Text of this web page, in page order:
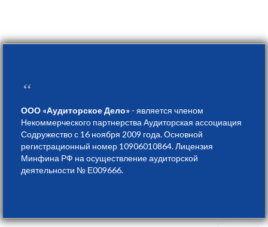
“
ООО «Аудиторское Дело» - является членом
Некоммерческого партнерства Аудиторская ассоциация
Содружество с 16 ноября 2009 года. Основной
регистрационный номер 10906010864. Лицензия
Минфина РФ на осуществление аудиторской
деятельности № Е009666.